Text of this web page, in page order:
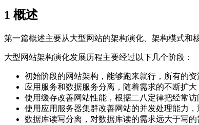
1 概述
第一篇概述主要从大型网站的架构演化、架构模式和
大型网站架构演化发展历程主要经过以下几个阶段：
初始阶段的网站架构，能够跑来就行，所有的
应用服务和数据服务分离，随着需求的不断扩
使用缓存改善网站性能，根据二八定律把经常
使用应用服务器集群改善网站的并发处理能力
数据库读写分离，对数据库读的需求远大于写